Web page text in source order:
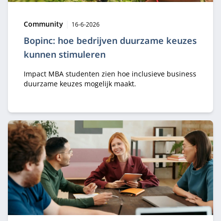
Bopinc: hoe bedrijven duurzame keuzes
kunnen stimuleren
Type:
Community Publicatiedatum:
16-6-2026
Impact MBA studenten zien hoe inclusieve business
duurzame keuzes mogelijk maakt.